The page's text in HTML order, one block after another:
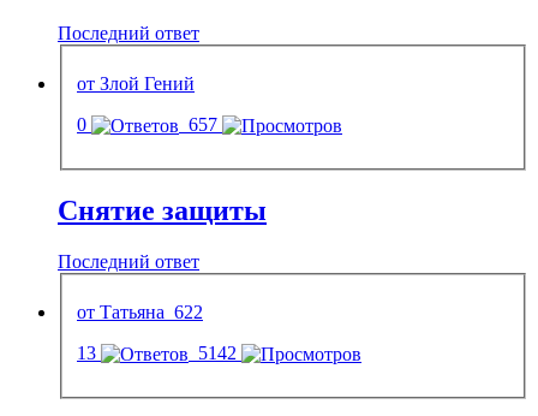
Последний ответ
от Злой Гений
0
657
Снятие защиты
Последний ответ
от Татьяна_622
13
5142